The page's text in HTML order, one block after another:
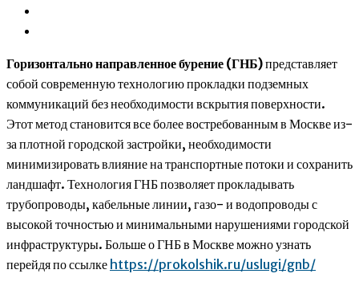
Горизонтально направленное бурение (ГНБ)представляет
собой современную технологию прокладки подземных
коммуникаций без необходимости вскрытия поверхности.
Этот метод становится все более востребованным в Москве из-
за плотной городской застройки, необходимости
минимизировать влияние на транспортные потоки и сохранить
ландшафт. Технология ГНБ позволяет прокладывать
трубопроводы, кабельные линии, газо- и водопроводы с
высокой точностью и минимальными нарушениями городской
инфраструктуры. Больше о ГНБ в Москве можно узнать
перейдя по ссылке https://prokolshik.ru/uslugi/gnb/